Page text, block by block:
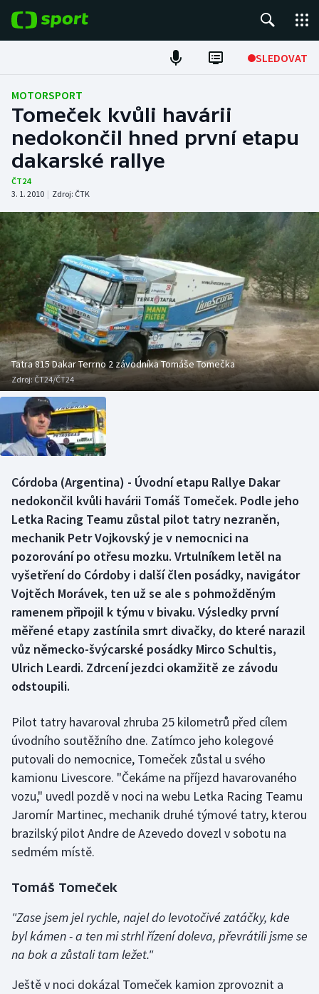
SLEDOVAT
Fotbal
Hokej
Tenis
Atletika
Cyklistika
DALŠÍ SPORTY
Americký fotbal
Baseball a softbal
Basketbal
Biatlon
Boby a skeleton
Curling
Dostihy
Florbal
Futsal
Golf
Gymnastika
Jezdectví
Judo
Krasobruslení
Lezení
Moderní pětiboj
Motorsport
Olympijské hry
NEPŘEHLÉDNĚTE
Soutěže
Historické návraty
Aplikace ČT sport
AZ kvíz
MOTORSPORT
Tomeček kvůli havárii
nedokončil hned první etapu
dakarské rallye
ČT24
3. 1. 2010 | Zdroj: ČTK
Tatra 815 Dakar Terrno 2 závodníka Tomáše Tomečka
Zdroj: ČT24/ČT24
Córdoba (Argentina) - Úvodní etapu Rallye Dakar
nedokončil kvůli havárii Tomáš Tomeček. Podle jeho
Letka Racing Teamu zůstal pilot tatry nezraněn,
mechanik Petr Vojkovský je v nemocnici na
pozorování po otřesu mozku. Vrtulníkem letěl na
vyšetření do Córdoby i další člen posádky, navigátor
Vojtěch Morávek, ten už se ale s pohmožděným
ramenem připojil k týmu v bivaku. Výsledky první
měřené etapy zastínila smrt divačky, do které narazil
vůz německo-švýcarské posádky Mirco Schultis,
Ulrich Leardi. Zdrcení jezdci okamžitě ze závodu
odstoupili.
Pilot tatry havaroval zhruba 25 kilometrů před cílem
úvodního soutěžního dne. Zatímco jeho kolegové
putovali do nemocnice, Tomeček zůstal u svého
kamionu Livescore. "Čekáme na příjezd havarovaného
vozu," uvedl pozdě v noci na webu Letka Racing Teamu
Jaromír Martinec, mechanik druhé týmové tatry, kterou
brazilský pilot Andre de Azevedo dovezl v sobotu na
sedmém místě.
Tomáš Tomeček
"Zase jsem jel rychle, najel do levotočivé zatáčky, kde
byl kámen - a ten mi strhl řízení doleva, převrátili jsme se
na bok a zůstali tam ležet."
Ještě v noci dokázal Tomeček kamion zprovoznit a